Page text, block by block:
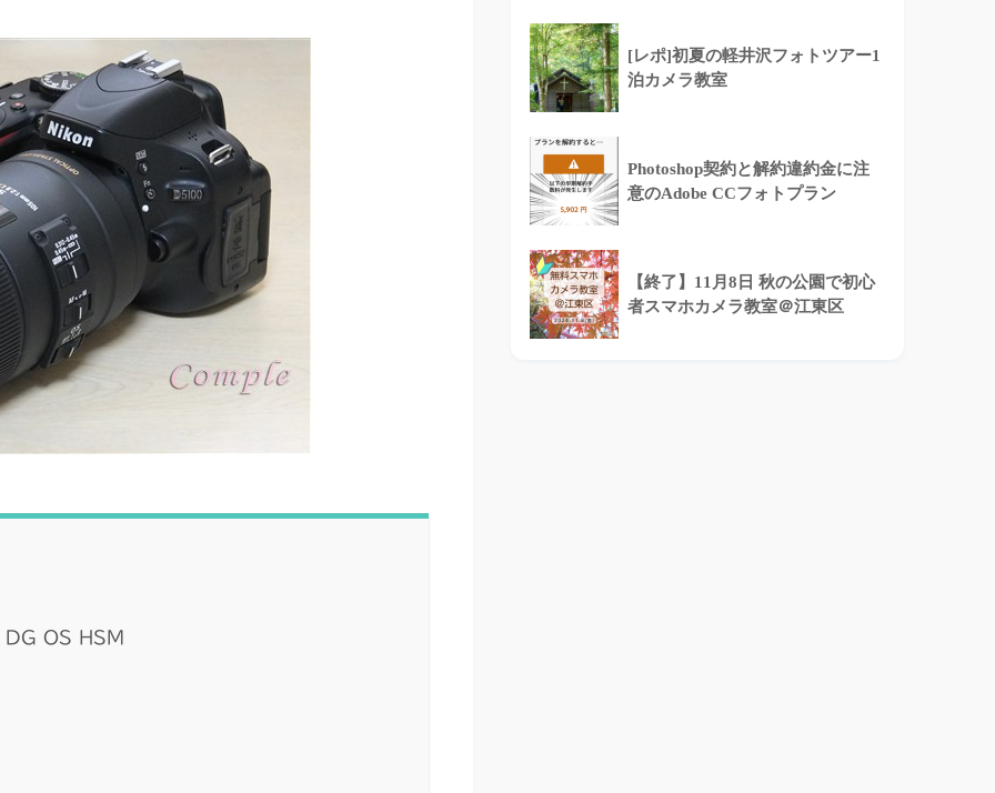
OS HSM
[レポ]初夏の軽井沢フォトツアー1
泊カメラ教室
Photoshop契約と解約違約金に注
意のAdobe CCフォトプラン
【終了】11月8日 秋の公園で初心
者スマホカメラ教室＠江東区